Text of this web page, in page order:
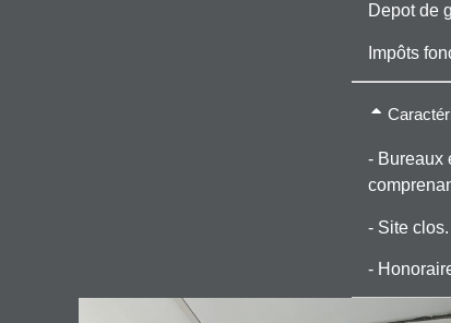
Depot de
Impôts
- Bureaux
- Site
-